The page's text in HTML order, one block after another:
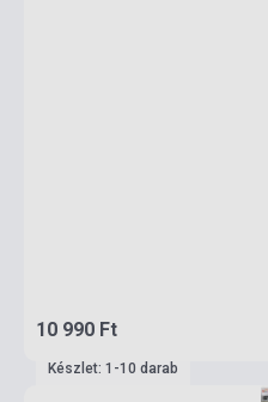
10 990 Ft
Készlet: 1-10 darab